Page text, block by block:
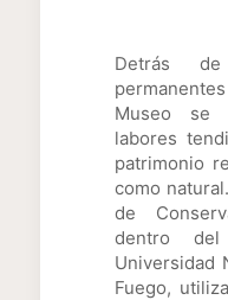
Detrás
Museo se
labores
patrimonio
como
de
dentro
Universidad
Fuego,